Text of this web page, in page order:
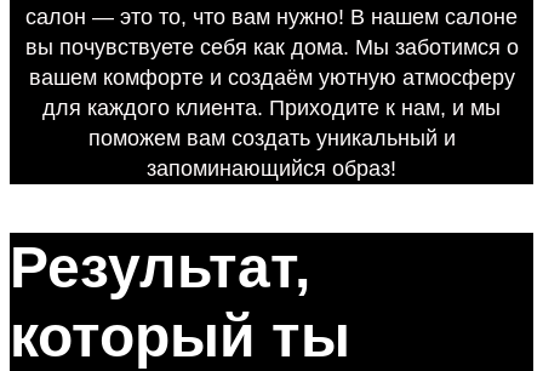
салон — это то, что вам нужно! В нашем салоне
вы почувствуете себя как дома. Мы заботимся о
вашем комфорте и создаём уютную атмосферу
для каждого клиента. Приходите к нам, и мы
поможем вам создать уникальный и
запоминающийся образ!
Результат,
который ты